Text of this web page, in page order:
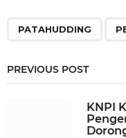
PATAHUDDING
PREVIOUS POST
KNPI